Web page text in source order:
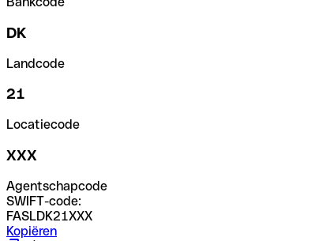
DK
Landcode
21
Locatiecode
XXX
Agentschapcode
SWIFT-code:
FASLDK21XXX
Kopiëren